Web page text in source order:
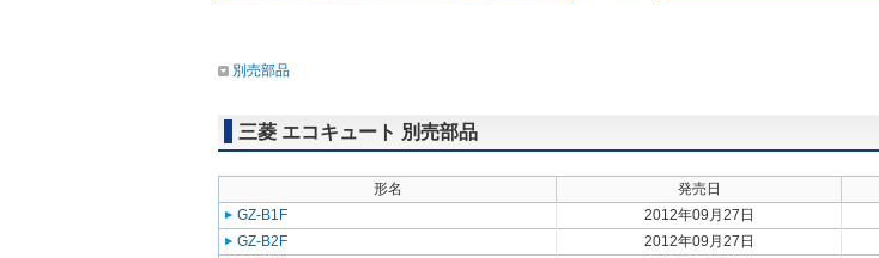
別売部品
三菱 エコキュート 別売部品
形名 発売日
GZ-B1F
2012年09月27日
GZ-B2F
2012年09月27日